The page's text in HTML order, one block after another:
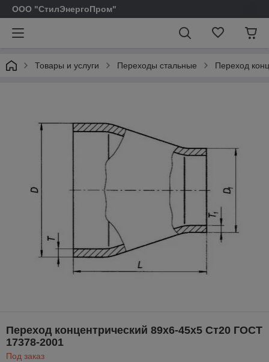
ООО "СтилЭнергоПром"
Товары и услуги Переходы стальные Переход
Переход концентрический 89x6-45х5 Ст20 ГОСТ
17378-2001
Под заказ